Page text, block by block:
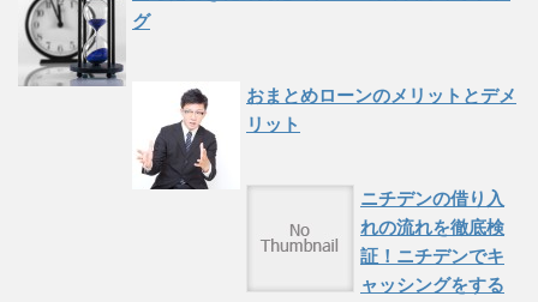
グ
おまとめローンのメリットとデメ
リット
ニチデンの借り入
れの流れを徹底検
証！ニチデンでキ
ャッシングをする